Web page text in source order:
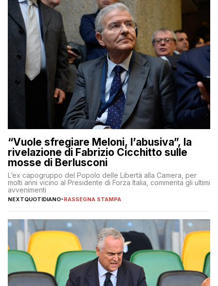
“Vuole sfregiare Meloni, l’abusiva”, la
rivelazione di Fabrizio Cicchitto sulle
mosse di Berlusconi
L’ex capogruppo del Popolo delle Libertà alla Camera, per
molti anni vicino al Presidente di Forza Italia, commenta gli ultimi
avvenimenti
NEXTQUOTIDIANO-RASSEGNA STAMPA